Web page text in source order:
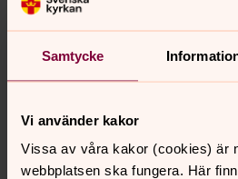
Samtycke
Vi använder kakor
Vissa av våra kakor (cookies) är
webbplatsen ska fungera. Här
Senast ändrad 10 mars 2026
Dela